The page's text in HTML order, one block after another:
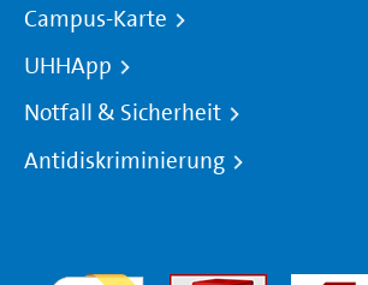
Campus-Karte
UHHApp
Notfall & Sicherheit
Antidiskriminierung